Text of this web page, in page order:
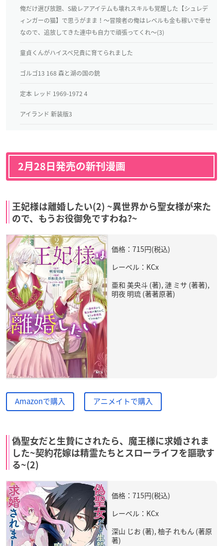
俺だけ選び放題、S級レアアイテムも壊れスキルも覚醒した【シュレデ
ィンガーの猫】で思うがまま！～冒険者の俺はレベルも金も稼いで幸せ
なので、追放してきた連中も自力で頑張ってくれ～(3)
童貞くんがハイスペ兄貴に育てられました
ゴルゴ13 168 森と湖の国の銃
定本 レッド 1969-1972 4
アイランド 新装版3
2月28日発売の新刊漫画
王妃様は離婚したい(2) ~異世界から聖女様が来た
ので、もうお役御免ですわね?~
価格：715円(税込)
レーベル：KCx
亜和 美央斗 (著), 漣 ミサ (著著),
明夜 明琉 (著著原著)
Amazonで購入 アニメイトで購入
偽聖女だと生贄にされたら、魔王様に求婚されま
した~契約花嫁は精霊たちとスローライフを謳歌す
る~(2)
価格：715円(税込)
レーベル：KCx
深山 じお (著), 柚子 れもん (著原
著)